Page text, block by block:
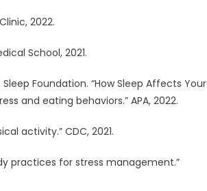
2022.
School, 2021.
Foundation. “How Sleep Affects Your
and eating behaviors.” APA, 2022.
activity.” CDC, 2021.
practices for stress management.”